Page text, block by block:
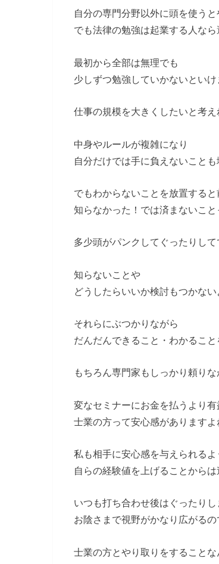
自分の専門分野以外に頭を使う
でも法律の勉強は起業する人な
最初から全部は無理でも
少しずつ勉強していかないといけ
仕事の規模を大きくしたいと考
中身やルールが複雑になり
自分だけでは手に負えないことも
でもわからないことを放置する
知らなかった！では済まないこ
多少頭がパンクしてぐったりし
知らないことや
どうしたらいいか検討もつかない
それらにぶつかりながら
だんだんできること・わかるこ
もちろん専門家もしっかり頼りな
変なセミナーにお金を払うより
士業の方って安心感がありますよ
私も相手に安心感を与えられる
自らの経験値を上げることから
いつも打ち合わせ後はぐったりし
お陰さまで視野がかなり広がる
士業の方とやり取りをすること